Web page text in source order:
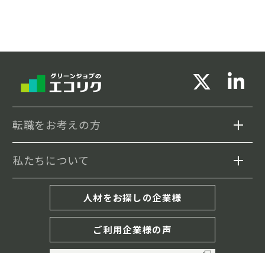
転職をお考えの方
求人検索
私たちについて
エコリクについて
転職成功までの流れ
人材をお探しの企業様
ご利用企業様の声